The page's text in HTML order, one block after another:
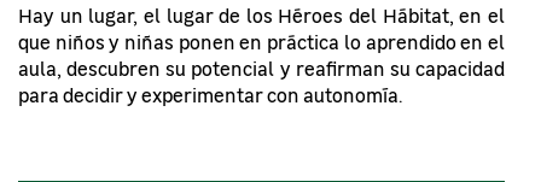
Hay un lugar, el lugar de los Héroes del Hábitat, en el
que niños y niñas ponen en práctica lo aprendido en el
aula, descubren su potencial y reafirman su capacidad
para decidir y experimentar con autonomía.